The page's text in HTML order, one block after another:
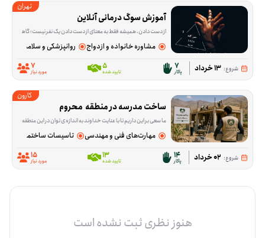
تهران
آموزش سوگ درمانی آنلاین
از دست دادن، همیشه فقط به معنای از دست دادن یک نفر نیست؛ گاهی آدم‌ها با فقدان آرامش، امنیت یا بخشی از زندگی روزمره‌شان هم درگیر می‌شوند و حرف زدن
مشاوره خانواده و ازدواج روانپزشکی و سلامت روان
شروع: 13 خرداد 7
پاکار 5
تایید شده 7
مورد نیاز
کارون
ساخت مدرسه در منطقه  محروم
ما سعی بر این داریم تا با عنایت خداوند به اندازه ی توان در این منطقه مدرسه بسازیم. امید داریم شما دلسوختگان این مرز بوم برای آینده ای بهتر در کنار ما باشید.
مهارت‌های فنی و مهندسی تاسیسات ساختمانی
شروع: 02 خرداد 14
پاکار 13
تایید شده 15
مورد نیاز
هنوز نظری ثبت نشده است